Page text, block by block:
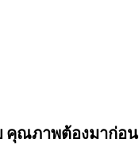
คุณภาพต้องมาก่อน